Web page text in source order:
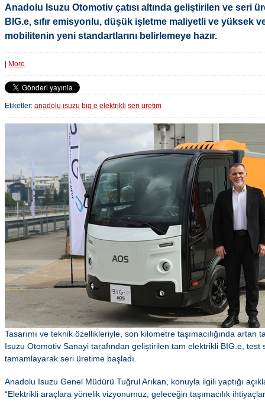
Anadolu Isuzu Otomotiv çatısı altında geliştirilen ve seri
BIG.e, sıfır emisyonlu, düşük işletme maliyetli ve yüksek
mobilitenin yeni standartlarını belirlemeye hazır.
More
Etiketler: anadolu ısuzu big e elektrikli seri üretim
Tasarımı ve teknik özellikleriyle, son kilometre taşımacılığında artan
Isuzu Otomotiv Sanayi tarafından geliştirilen tam elektrikli BIG.e, test
tamamlayarak seri üretime başladı.
Anadolu Isuzu Genel Müdürü Tuğrul Arıkan, konuyla ilgili yaptığı
“Elektrikli araçlara yönelik vizyonumuz, geleceğin taşımacılık